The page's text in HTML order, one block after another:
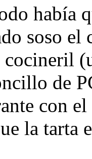
había
soso
de
con
la tarta